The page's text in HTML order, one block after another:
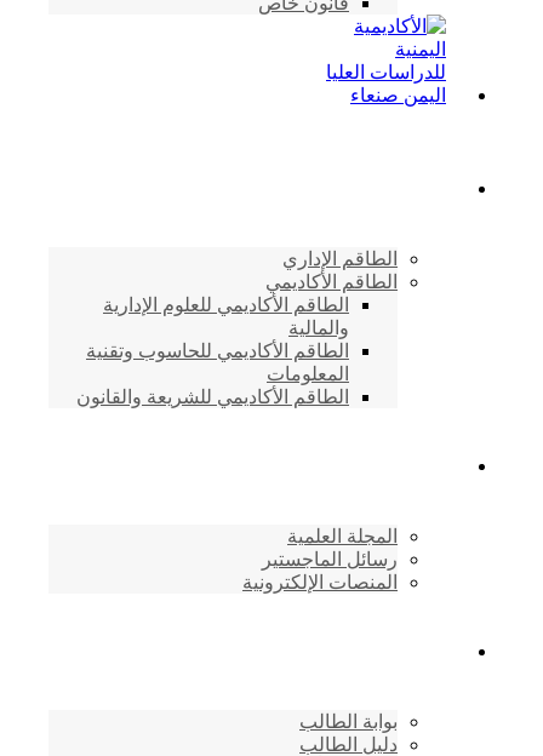
الطاقم الإداري
الطاقم الأكاديمي
الطاقم الأكاديمي للعلوم الإدارية
والمالية
الطاقم الأكاديمي للحاسوب وتقنية
المعلومات
الطاقم الأكاديمي للشريعة والقانون
المجلة العلمية
رسائل الماجستير
المنصات الإلكترونية
بوابة الطالب
دليل الطالب